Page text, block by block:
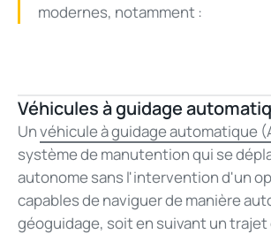
modernes, notamment :
Véhicules à guidage
Unvéhicule à guidage automatique
système de manutention qui se
autonome sans l'intervention d'un
capables de naviguer de manière
géoguidage, soit en suivant un trajet